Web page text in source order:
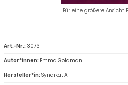
Für eine größere Ansicht
Art.-Nr.: 3073
Autor*innen: Emma Goldman
Hersteller*in:Syndikat A